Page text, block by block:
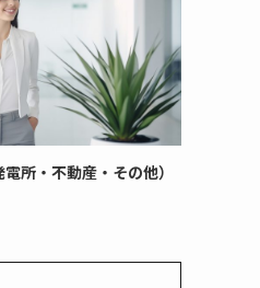
所・不動産・その他）